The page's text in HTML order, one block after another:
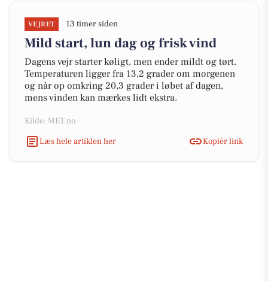
VEJRET 13 timer siden
Mild start, lun dag og frisk vind
Dagens vejr starter køligt, men ender mildt og tørt.
Temperaturen ligger fra 13,2 grader om morgenen
og når op omkring 20,3 grader i løbet af dagen,
mens vinden kan mærkes lidt ekstra.
Kilde: MET.no
Læs hele artiklen her
Kopiér link